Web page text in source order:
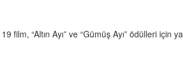
“Altın Ayı” ve “Gümüş Ayı” ödülleri için